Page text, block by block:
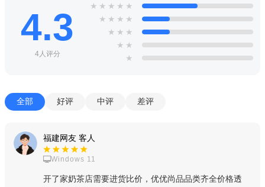
4.3
4人评分
★ ★ ★ ★ ★
★ ★ ★ ★
★ ★ ★
★ ★
★
全部 好评 中评 差评
福建网友 客人
Windows 11
开了家奶茶店需要进货比价，优优尚品品类齐全价格透